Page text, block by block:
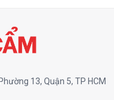
13, Quận 5, TP HCM